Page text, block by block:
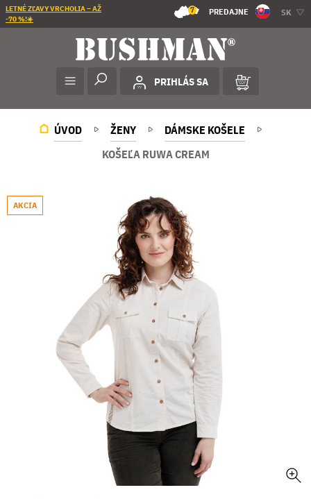
LETNÉ ZĽAVY VRCHOLIA – AŽ
-70 %!☀️
7 PREDAJNE SK
PRIHLÁS SA
ÚVOD ŽENY
DÁMSKE KOŠELE
KOŠEĽA RUWA CREAM
AKCIA